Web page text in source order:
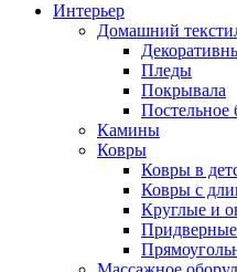
Интерьер
Домашний
Пледы
Покрывала
Постельное
Камины
Ковры
Ковры в
Ковры с
Круглые и